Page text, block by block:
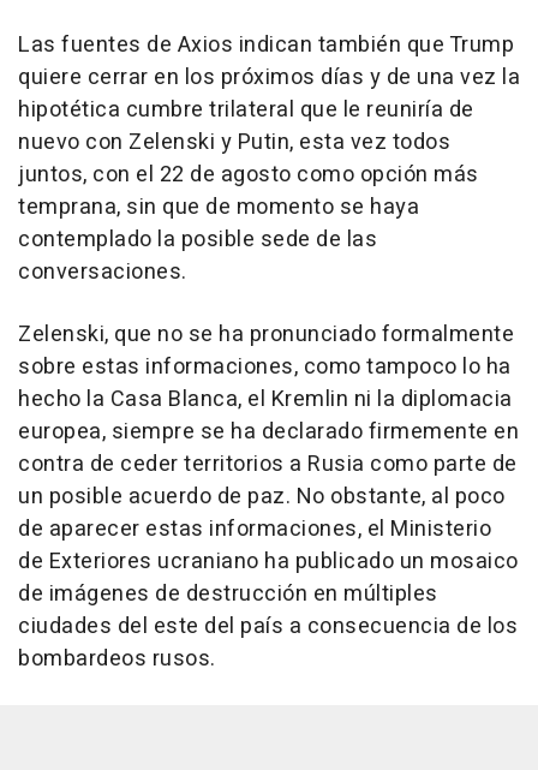
Las fuentes de Axios indican también que Trump
quiere cerrar en los próximos días y de una vez la
hipotética cumbre trilateral que le reuniría de
nuevo con Zelenski y Putin, esta vez todos
juntos, con el 22 de agosto como opción más
temprana, sin que de momento se haya
contemplado la posible sede de las
conversaciones.
Zelenski, que no se ha pronunciado formalmente
sobre estas informaciones, como tampoco lo ha
hecho la Casa Blanca, el Kremlin ni la diplomacia
europea, siempre se ha declarado firmemente en
contra de ceder territorios a Rusia como parte de
un posible acuerdo de paz. No obstante, al poco
de aparecer estas informaciones, el Ministerio
de Exteriores ucraniano ha publicado un mosaico
de imágenes de destrucción en múltiples
ciudades del este del país a consecuencia de los
bombardeos rusos.